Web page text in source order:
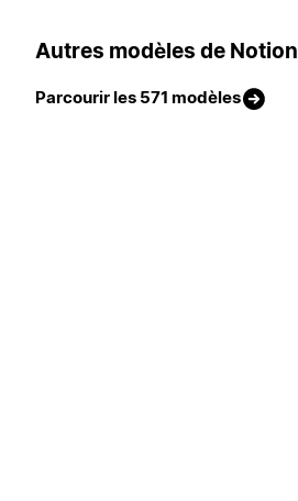
Autres modèles de Notion
Parcourir les 571 modèles